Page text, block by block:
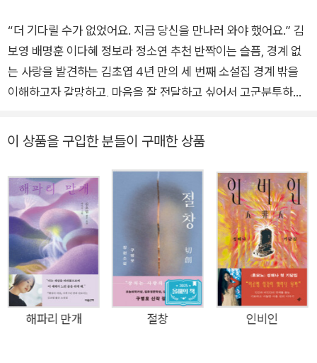
“더 기다릴 수가 없었어요. 지금 당신을 만나러 와야 했어요.” 김
보영 배명훈 이다혜 정보라 정소연 추천 반짝이는 슬픔, 경계 없
는 사랑을 발견하는 김초엽 4년 만의 세 번째 소설집 경계 밖을
이해하고자 갈망하고, 마음을 잘 전달하고 싶어서 고군분투하는
여기 담긴 소설들은 그 한계와 가능성을 여러 각도에서 바라보려
서) 2010년대 한국 SF의 새 역사를 썼다고 평가받는 작가 김초
엽이 데뷔 8년 차를 맞는 2025년 여름 신작 소설집 《양면의 조
개껍데기》로 우리를 찾아왔다. ‘매번 완전히 다른 이야기인데 친
숙하게 황홀한 맛’이라는 어느 독자의 말처럼, 김초엽은 소설적
실험을 꾸준히 감행하면서도 성실한 자료 조사와 더불어 인간과
관계에 대한 깊은 사유를 담아내는 완성도 높은 이야기를 통해 우
리에게 실패하지 않는 독서 경험을 선사해왔다. 데뷔 후 지난 8년
간 작가는 트랜스휴먼, 비인간 등 정상 규범에서 벗어난 이들의
이 상품을 구입한 분들이 구매한 상품
해파리 만개 절창 인비인